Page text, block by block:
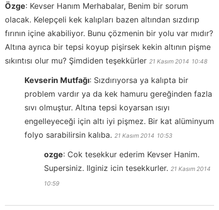
Özge: Kevser Hanım Merhabalar, Benim bir sorum
olacak. Kelepçeli kek kalıpları bazen altından sızdırıp
fırının içine akabiliyor. Bunu çözmenin bir yolu var mıdır?
Altına ayrıca bir tepsi koyup pişirsek kekin altının pişme
sıkıntısı olur mu? Şimdiden teşekkürler 21 Kasım 2014 10:48
Kevserin Mutfağı: Sızdırıyorsa ya kalıpta bir
problem vardır ya da kek hamuru gereğinden fazla
sıvı olmuştur. Altına tepsi koyarsan ısıyı
engelleyeceği için altı iyi pişmez. Bir kat alüminyum
folyo sarabilirsin kalıba. 21 Kasım 2014 10:53
ozge: Cok tesekkur ederim Kevser Hanim.
Supersiniz. Ilginiz icin tesekkurler. 21 Kasım 2014
10:59